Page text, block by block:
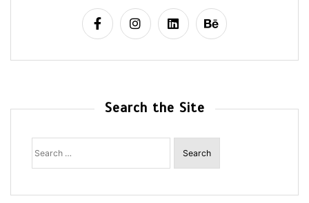
Search the Site
Search
for: